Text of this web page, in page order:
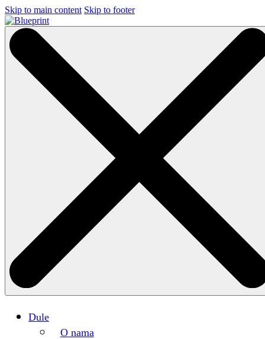
Skip to main content Skip to footer
Dule
O nama